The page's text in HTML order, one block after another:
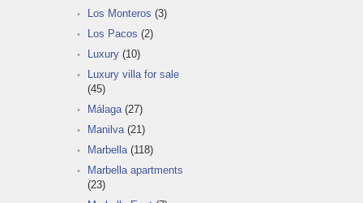
Los Monteros (3)
Los Pacos (2)
Luxury (10)
Luxury villa for sale
(45)
Málaga (27)
Manilva (21)
Marbella (118)
Marbella apartments
(23)